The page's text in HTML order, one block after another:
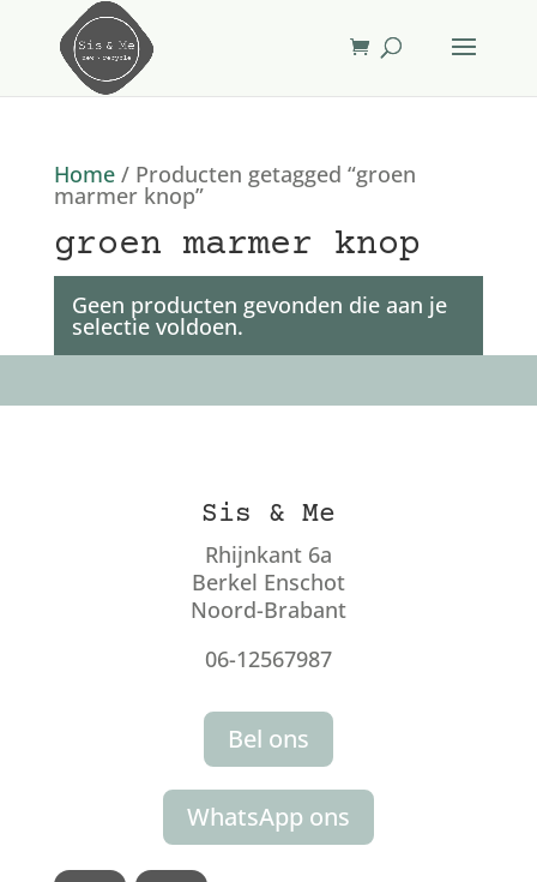
Home/ Producten getagged “groen
marmer knop”
groen marmer knop
Geen producten gevonden die aan je
selectie voldoen.
Sis & Me
Rhijnkant 6a
Berkel Enschot
Noord-Brabant
06-12567987
Bel ons
WhatsApp ons